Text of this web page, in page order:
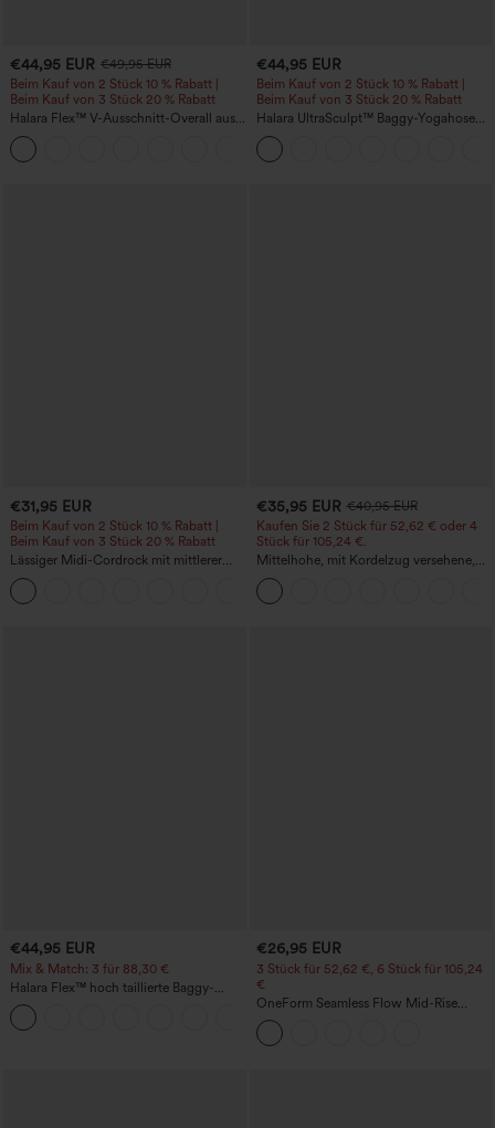
€44,95 EUR €49,95 EUR
Beim Kauf von 2 Stück 10 % Rabatt |
Beim Kauf von 3 Stück 20 % Rabatt
Halara Flex™ V-Ausschnitt-Overall aus
gewaschenem Denim mit Taschen –
lässig
€44,95 EUR
Beim Kauf von 2 Stück 10 % Rabatt |
Beim Kauf von 3 Stück 20 % Rabatt
Halara UltraSculpt™ Baggy-Yogahose
mit hohem Bund, Bauchkontrolle,
Color-Block-Streifen und Taschen
€31,95 EUR
Beim Kauf von 2 Stück 10 % Rabatt |
Beim Kauf von 3 Stück 20 % Rabatt
Lässiger Midi-Cordrock mit mittlerer
Bundhöhe und vorderseitiger
Klapptasche
€35,95 EUR €40,95 EUR
Kaufen Sie 2 Stück für 52,62 € oder 4
Stück für 105,24 €.
Mittelhohe, mit Kordelzug versehene,
schnelltrocknende Golfhose mit schmal
zulaufendem Schnitt, abgerundetem
Saum und Taschen – UPF 40+
€44,95 EUR
Mix & Match: 3 für 88,30 €
Halara Flex™ hoch taillierte Baggy-
Jeans mit Taschen, weitem Bein,
stonewashed, lässig
€26,95 EUR
3 Stück für 52,62 €, 6 Stück für 105,24
€
OneForm Seamless Flow Mid-Rise
Yoga-Leggings - mittelhoher Bund,
bauchformend und mit Po-Lifting-
Effekt